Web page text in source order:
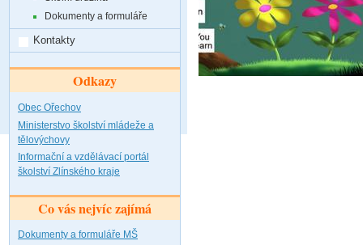
Dokumenty a formuláře
Kontakty
Odkazy
Obec Ořechov
Ministerstvo školství mládeže a
tělovýchovy
Informační a vzdělávací portál
školství Zlínského kraje
Co vás nejvíc zajímá
Dokumenty a formuláře MŠ